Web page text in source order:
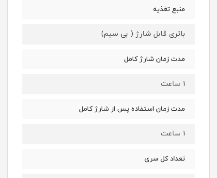
منبع تغذیه
باتری قابل شارژ ( بی سیم)
مدت زمان شارژ کامل
1 ساعت
مدت زمان استفاده پس از شارژ کامل
1 ساعت
تعداد کل سری